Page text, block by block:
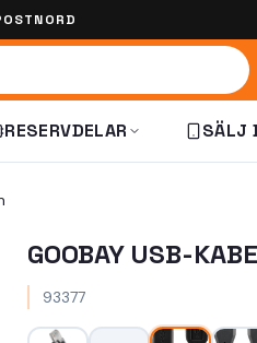
RESERVDELAR SÄLJ
GOOBAY USB-
93377